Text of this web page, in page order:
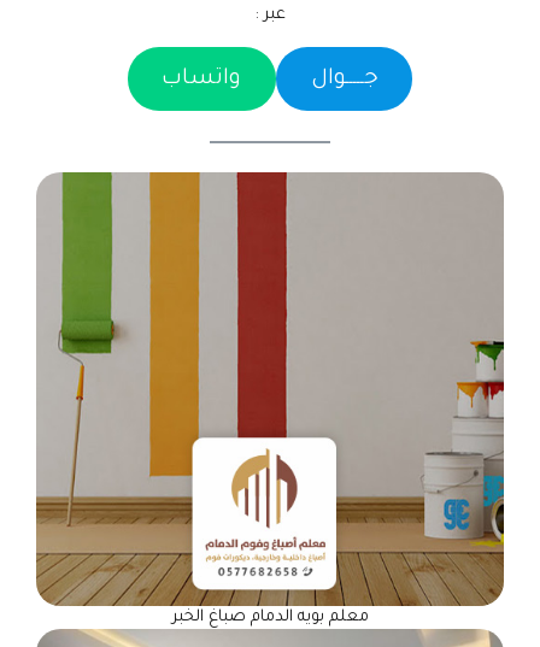
عبر :
جـــــوال واتساب
معلم بويه الدمام صباغ الخبر